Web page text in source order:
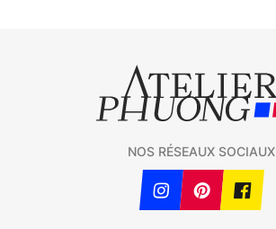
NOS RÉSEAUX SOCIAUX